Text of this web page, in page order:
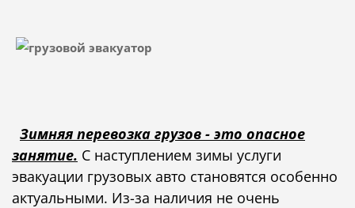
Зимняя перевозка грузов - это опасное
занятие. С наступлением зимы услуги
эвакуации грузовых авто становятся особенно
актуальными. Из-за наличия не очень